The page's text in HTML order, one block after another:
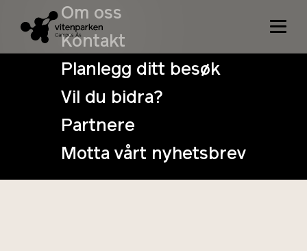
Om oss
Kontakt
Planlegg ditt besøk
Vil du bidra?
Partnere
Motta vårt nyhetsbrev
Skolehage -
undervisningsressurser,
tips og råd